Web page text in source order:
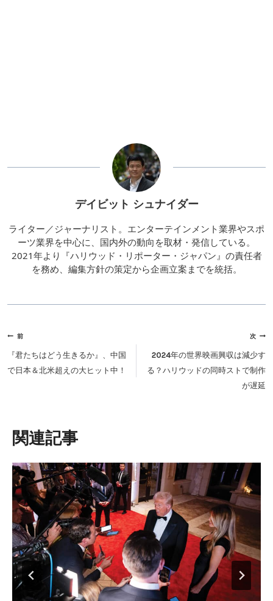
デイビット シュナイダー
ライター／ジャーナリスト。エンターテインメント業界やスポ
ーツ業界を中心に、国内外の動向を取材・発信している。
2021年より『ハリウッド・リポーター・ジャパン』の責任者
を務め、編集方針の策定から企画立案までを統括。
投
稿
ナ
シ
ョ
ン
前
『君たちはどう生きるか』、中国
で日本＆北米超えの大ヒット中！
次
2024年の世界映画興収は減少す
る？ハリウッドの同時ストで制作
が遅延
類似投稿